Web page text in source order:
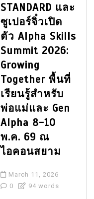
STANDARD และ
ซูเปอร์จิ๋วเปิด
ตัว Alpha Skills
Summit 2026:
Growing
Together พื้นที่
เรียนรู้สำหรับ
พ่อแม่และ Gen
Alpha 8-10
พ.ค. 69 ณ
ไอคอนสยาม
March 11, 2026
0
94 words